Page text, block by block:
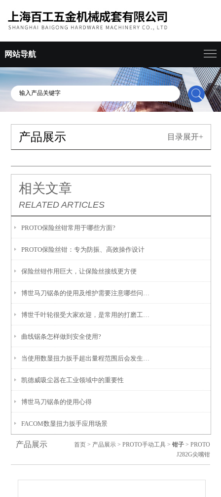
网站导航
产品展示 目录展开+
相关文章
RELATED ARTICLES
PROTO保险丝钳常用于哪些方面?
PROTO保险丝钳：专为防振、高效操作设计
保险丝钳作用巨大，让保险丝接线更方便
曲线锯条怎样做到安全使用?
凯德威吸尘器在工业领域中的重要性
博世马刀锯条的使用心得
FACOM数显扭力扳手应用场景
产品展示 首页> 产品展示> PROTO手动工具> 钳子> PROTO
J282G尖嘴钳